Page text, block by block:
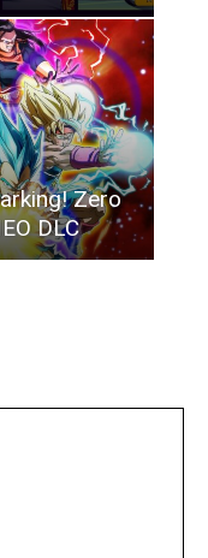
Zero
DLC